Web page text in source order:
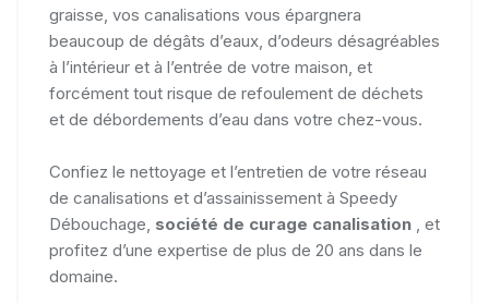
graisse, vos canalisations vous épargnera
beaucoup de dégâts d’eaux, d’odeurs désagréables
à l’intérieur et à l’entrée de votre maison, et
forcément tout risque de refoulement de déchets
et de débordements d’eau dans votre chez-vous.
Confiez le nettoyage et l’entretien de votre réseau
de canalisations et d’assainissement à Speedy
Débouchage, société de curage canalisation , et
profitez d’une expertise de plus de 20 ans dans le
domaine.